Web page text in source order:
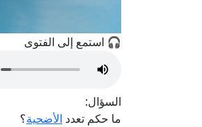
🎧 استمع إلى الفتوى
السؤال:
ما حكم تعدد الأضحية؟